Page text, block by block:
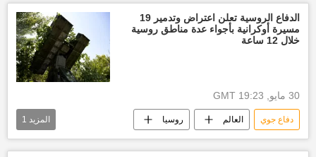
الدفاع الروسية تعلن اعتراض وتدمير 19
مسيرة أوكرانية بأجواء عدة مناطق روسية
خلال 12 ساعة
30 مايو, 19:23 GMT
دفاع جوي العالم روسيا
طائرة مسيرة
المزيد 1